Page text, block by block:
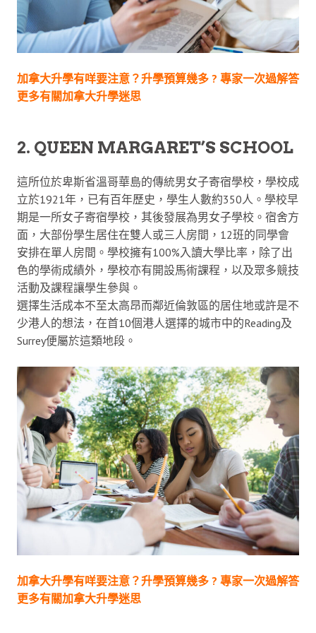
加拿大升學有咩要注意？升學預算幾多 ? 專家一次過解答
更多有關加拿大升學迷思
2. QUEEN MARGARET’S SCHOOL
這所位於卑斯省溫哥華島的傳統男女子寄宿學校，學校成
立於1921年，已有百年歷史，學生人數約350人。學校早
期是一所女子寄宿學校，其後發展為男女子學校。宿舍方
面，大部份學生居住在雙人或三人房間，12班的同學會
安排在單人房間。學校擁有100%入讀大學比率，除了出
色的學術成績外，學校亦有開設馬術課程，以及眾多競技
活動及課程讓學生參與。
選擇生活成本不至太高昂而鄰近倫敦區的居住地或許是不
少港人的想法，在首10個港人選擇的城市中的Reading及
Surrey便屬於這類地段。
加拿大升學有咩要注意？升學預算幾多 ? 專家一次過解答
更多有關加拿大升學迷思